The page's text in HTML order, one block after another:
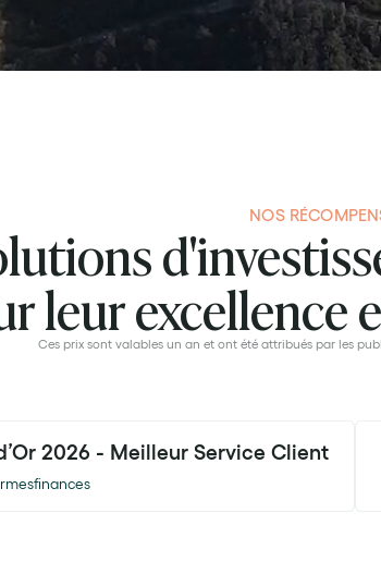
NOS
leur excellence
Ces prix sont valables un an et ont été attribués par les
2026 - Meilleur Service Client